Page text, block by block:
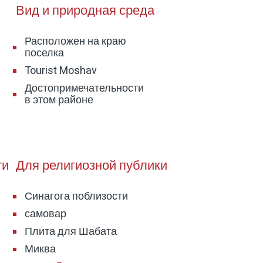
смарт-телевизорами и
бытовую технику, большую
фильмов и каналов YES
двор, где вы найдете все
Вид и природная среда
Расположен на краю
поселка
Tourist Moshav
Достопримечательности
в этом районе
Для религиозной публики
Синагога поблизости
самовар
Плита для Шабата
Миква